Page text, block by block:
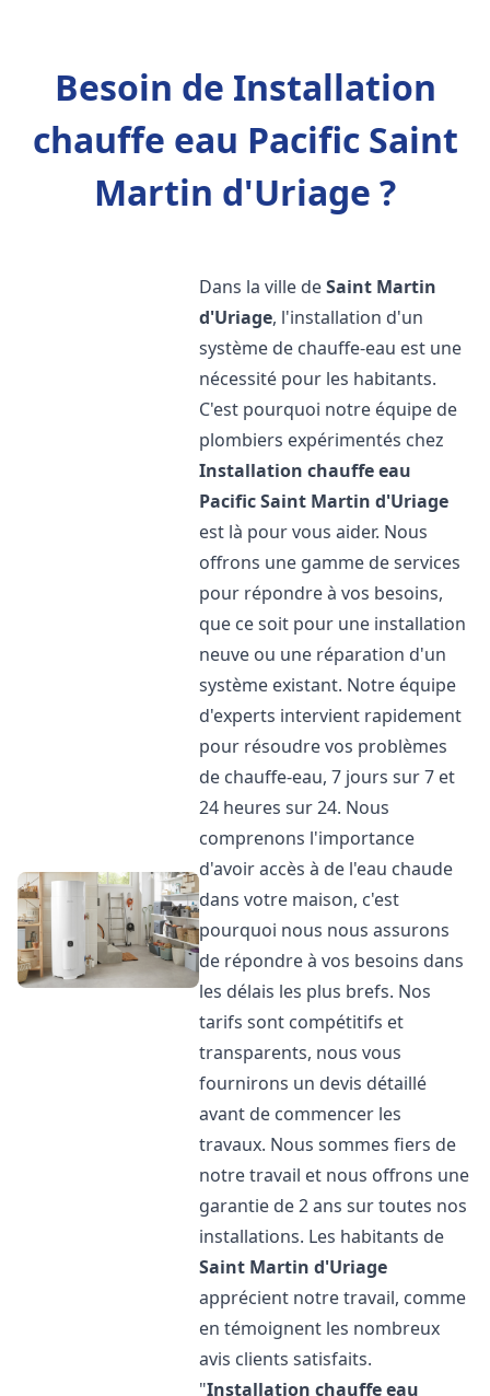
Besoin de Installation
chauffe eau Pacific Saint
Martin d'Uriage ?
Dans la ville deSaint Martin
d'Uriage, l'installation d'un
système de chauffe-eau est une
nécessité pour les habitants.
C'est pourquoi notre équipe de
plombiers expérimentés chez
Installation chauffe eau
PacificSaint Martin d'Uriage
est là pour vous aider. Nous
offrons une gamme de services
pour répondre à vos besoins,
que ce soit pour une installation
neuve ou une réparation d'un
système existant. Notre équipe
d'experts intervient rapidement
pour résoudre vos problèmes
de chauffe-eau, 7 jours sur 7 et
24 heures sur 24. Nous
comprenons l'importance
d'avoir accès à de l'eau chaude
dans votre maison, c'est
pourquoi nous nous assurons
de répondre à vos besoins dans
les délais les plus brefs. Nos
tarifs sont compétitifs et
transparents, nous vous
fournirons un devis détaillé
avant de commencer les
travaux. Nous sommes fiers de
notre travail et nous offrons une
garantie de 2 ans sur toutes nos
installations. Les habitants de
Saint Martin d'Uriage
apprécient notre travail, comme
en témoignent les nombreux
avis clients satisfaits.
"Installation chauffe eau